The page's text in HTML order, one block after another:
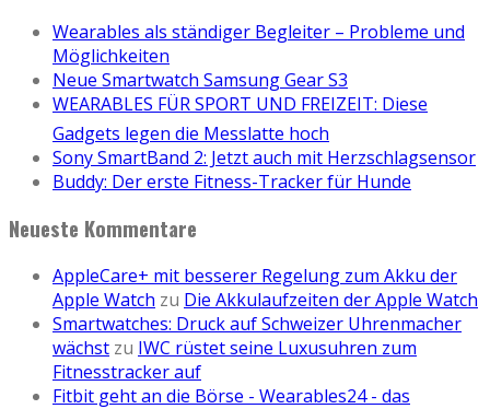
Wearables als ständiger Begleiter – Probleme und
Möglichkeiten
Neue Smartwatch Samsung Gear S3
WEARABLES FÜR SPORT UND FREIZEIT: Diese
Gadgets legen die Messlatte hoch
Sony SmartBand 2: Jetzt auch mit Herzschlagsensor
Buddy: Der erste Fitness-Tracker für Hunde
Neueste Kommentare
AppleCare+ mit besserer Regelung zum Akku der
Apple Watch zu Die Akkulaufzeiten der Apple Watch
Smartwatches: Druck auf Schweizer Uhrenmacher
wächst zu IWC rüstet seine Luxusuhren zum
Fitnesstracker auf
Fitbit geht an die Börse - Wearables24 - das